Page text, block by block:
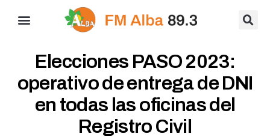
Elecciones PASO 2023:
operativo de entrega de DNI
en todas las oficinas del
Registro Civil